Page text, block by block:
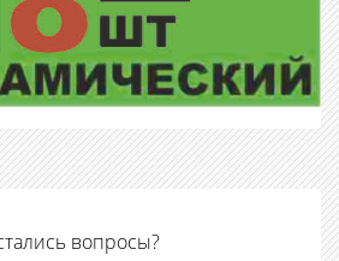
вопросы?